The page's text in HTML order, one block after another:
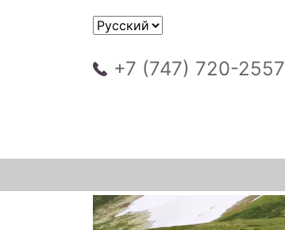
+7 (747) 720-2557